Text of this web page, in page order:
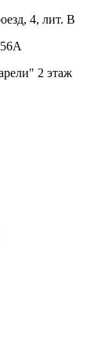
4, лит. В
2 этаж